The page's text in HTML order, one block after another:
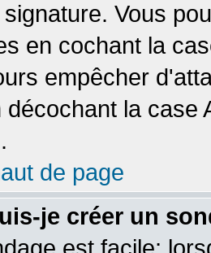
Vous
en cochant la
empêcher
décochant la
de page
je créer un